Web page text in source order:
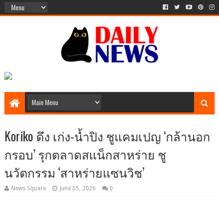
Koriko ดึง เก่ง-น้ำปิง ชูแคมเปญ ‘กล้านอก
กรอบ’ รุกตลาดสแน็กสาหร่าย ชู
นวัตกรรม ‘สาหร่ายแซนวิช’
News Square June 05, 2026 0